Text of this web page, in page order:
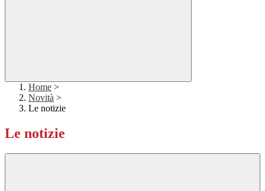
Home >
Novità >
Le notizie
Le notizie